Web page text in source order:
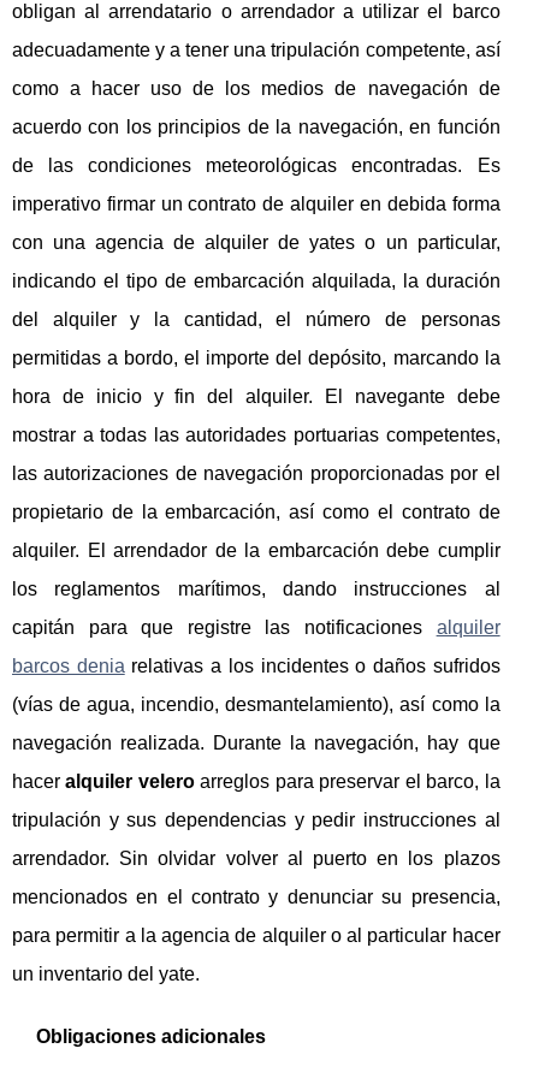
obligan al arrendatario o arrendador a utilizar el barco
adecuadamente y a tener una tripulación competente, así
como a hacer uso de los medios de navegación de
acuerdo con los principios de la navegación, en función
de las condiciones meteorológicas encontradas. Es
imperativo firmar un contrato de alquiler en debida forma
con una agencia de alquiler de yates o un particular,
indicando el tipo de embarcación alquilada, la duración
del alquiler y la cantidad, el número de personas
permitidas a bordo, el importe del depósito, marcando la
hora de inicio y fin del alquiler. El navegante debe
mostrar a todas las autoridades portuarias competentes,
las autorizaciones de navegación proporcionadas por el
propietario de la embarcación, así como el contrato de
alquiler. El arrendador de la embarcación debe cumplir
los reglamentos marítimos, dando instrucciones al
capitán para que registre las notificaciones alquiler
barcos denia relativas a los incidentes o daños sufridos
(vías de agua, incendio, desmantelamiento), así como la
navegación realizada. Durante la navegación, hay que
haceralquiler veleroarreglos para preservar el barco, la
tripulación y sus dependencias y pedir instrucciones al
arrendador. Sin olvidar volver al puerto en los plazos
mencionados en el contrato y denunciar su presencia,
para permitir a la agencia de alquiler o al particular hacer
un inventario del yate.
Obligaciones adicionales